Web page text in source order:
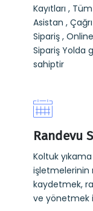
Kayıtları ,
Asistan ,
Sipariş ,
Sipariş Yolda
sahiptir
Randevu
Koltuk
işletmelerinin
kaydetmek,
ve yönetmek